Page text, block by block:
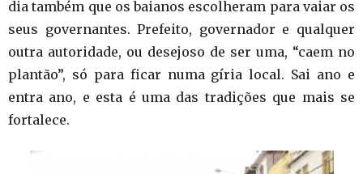
dia também que os baianos escolheram para vaiar os
seus governantes. Prefeito, governador e qualquer
outra autoridade, ou desejoso de ser uma, “caem no
plantão”, só para ficar numa gíria local. Sai ano e
entra ano, e esta é uma das tradições que mais se
fortalece.